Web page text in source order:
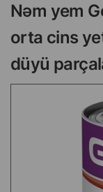
Nəm yem
orta cins
düyü